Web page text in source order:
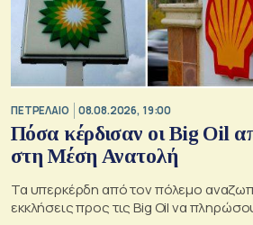
ΠΕΤΡΕΛΑΙΟ 08.08.2026, 19:00
Πόσα κέρδισαν οι Big Oil
στη Μέση Ανατολή
Τα υπερκέρδη από τον πόλεμο
εκκλήσεις προς τις Big Oil να